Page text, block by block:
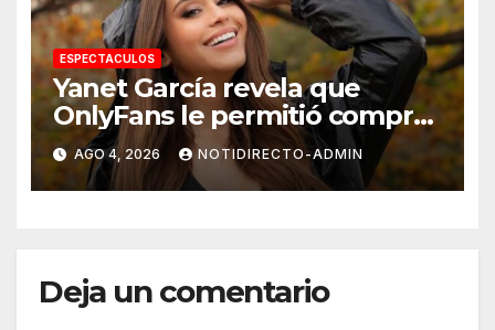
ESPECTACULOS
Yanet García revela que
OnlyFans le permitió comprar
un departamento en
Manhattan
AGO 4, 2026 NOTIDIRECTO-ADMIN
Deja un comentario